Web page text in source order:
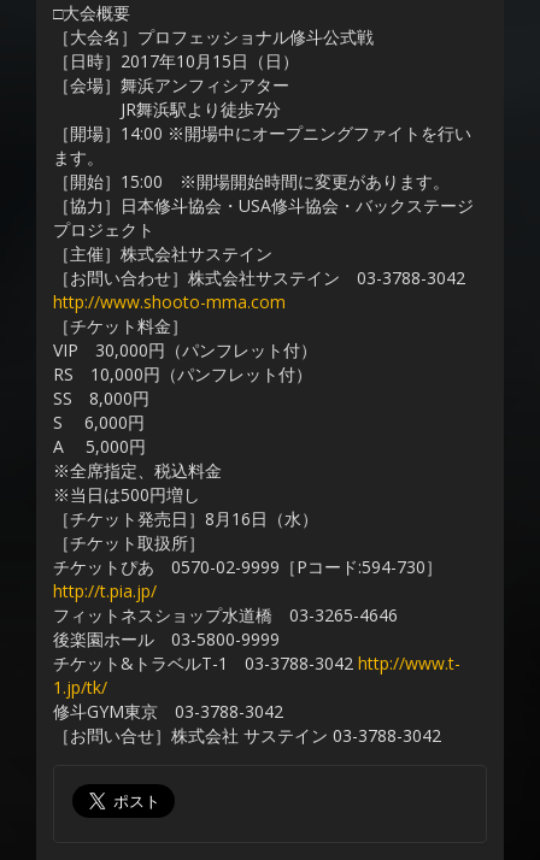
□大会概要
［大会名］プロフェッショナル修斗公式戦
［日時］2017年10月15日（日）
［会場］舞浜アンフィシアター
JR舞浜駅より徒歩7分
［開場］14:00 ※開場中にオープニングファイトを行い
ます。
［開始］15:00 ※開場開始時間に変更があります。
［協力］日本修斗協会・USA修斗協会・バックステージ
プロジェクト
［主催］株式会社サステイン
［お問い合わせ］株式会社サステイン 03-3788-3042
http://www.shooto-mma.com
［チケット料金］
VIP 30,000円（パンフレット付）
RS 10,000円（パンフレット付）
SS 8,000円
S 6,000円
A 5,000円
※全席指定、税込料金
※当日は500円増し
［チケット発売日］8月16日（水）
［チケット取扱所］
チケットぴあ 0570-02-9999［Pコード:594-730］
http://t.pia.jp/
フィットネスショップ水道橋 03-3265-4646
後楽園ホール 03-5800-9999
チケット&トラベルT-1 03-3788-3042 http://www.t-
1.jp/tk/
修斗GYM東京 03-3788-3042
［お問い合せ］株式会社 サステイン 03-3788-3042